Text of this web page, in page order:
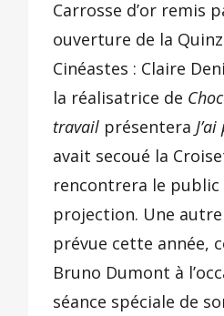
Carrosse d’or remis
ouverture de la
Cinéastes : Claire
la réalisatrice de
travail présentera
avait secoué la
rencontrera le public
projection. Une
prévue cette année,
Bruno Dumont à
séance spéciale de